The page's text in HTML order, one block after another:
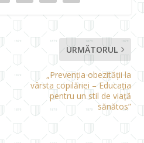
URMĂTORUL
„Prevenția obezității la
vârsta copilăriei – Educația
pentru un stil de viață
sănătos”